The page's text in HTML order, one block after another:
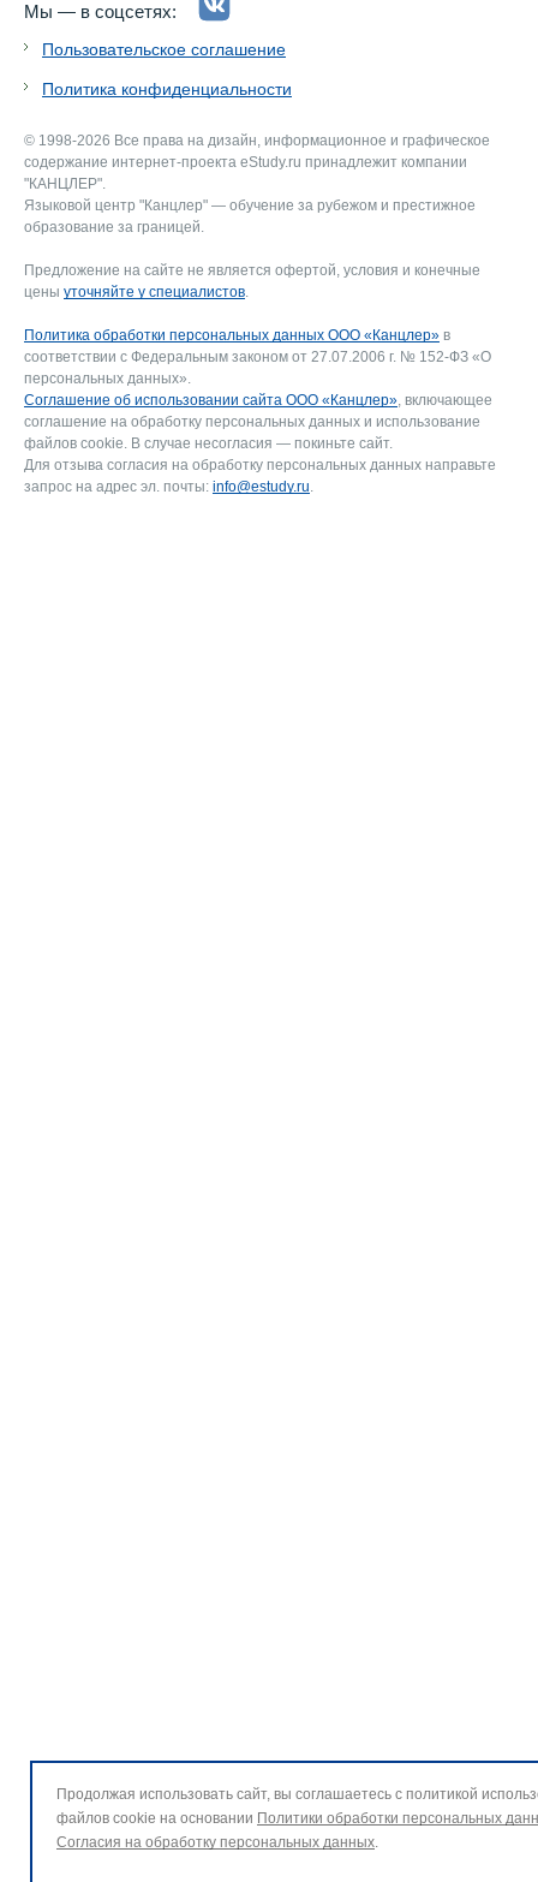
Мы — в соцсетях:
Пользовательское соглашение
Политика конфиденциальности
© 1998-2026 Все права на дизайн, информационное и графическое
содержание интернет-проекта eStudy.ru принадлежит компании
"КАНЦЛЕР".
Языковой центр "Канцлер" — обучение за рубежом и престижное
образование за границей.
Предложение на сайте не является офертой, условия и конечные
цены уточняйте у специалистов.
Политика обработки персональных данных ООО «Канцлер» в
соответствии с Федеральным законом от 27.07.2006 г. № 152-ФЗ «О
персональных данных».
Соглашение об использовании сайта ООО «Канцлер», включающее
соглашение на обработку персональных данных и использование
файлов cookie. В случае несогласия — покиньте сайт.
Для отзыва согласия на обработку персональных данных направьте
запрос на адрес эл. почты: info@estudy.ru.
Продолжая использовать сайт, вы соглашаетесь с политикой
файлов cookie на основании Политики обработки персональных
Согласия на обработку персональных данных.